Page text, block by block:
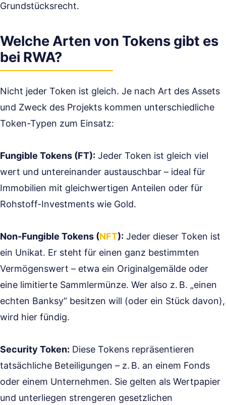
Grundstücksrecht.
Welche Arten von Tokens gibt es
bei RWA?
Nicht jeder Token ist gleich. Je nach Art des Assets
und Zweck des Projekts kommen unterschiedliche
Token-Typen zum Einsatz:
Fungible Tokens (FT): Jeder Token ist gleich viel
wert und untereinander austauschbar – ideal für
Immobilien mit gleichwertigen Anteilen oder für
Rohstoff-Investments wie Gold.
Non-Fungible Tokens (NFT): Jeder dieser Token ist
ein Unikat. Er steht für einen ganz bestimmten
Vermögenswert – etwa ein Originalgemälde oder
eine limitierte Sammlermünze. Wer also z. B. „einen
echten Banksy“ besitzen will (oder ein Stück davon),
wird hier fündig.
Security Token: Diese Tokens repräsentieren
tatsächliche Beteiligungen – z. B. an einem Fonds
oder einem Unternehmen. Sie gelten als Wertpapier
und unterliegen strengeren gesetzlichen